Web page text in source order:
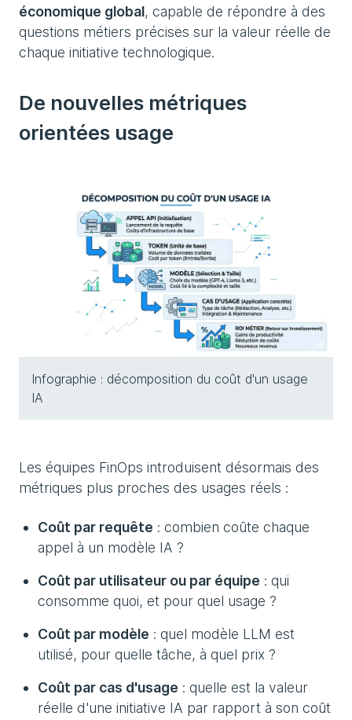
économique global, capable de répondre à des
questions métiers précises sur la valeur réelle de
chaque initiative technologique.
De nouvelles métriques
orientées usage
Infographie : décomposition du coût d'un usage
IA
Les équipes FinOps introduisent désormais des
métriques plus proches des usages réels :
Coût par requête : combien coûte chaque
appel à un modèle IA ?
Coût par utilisateur ou par équipe : qui
consomme quoi, et pour quel usage ?
Coût par modèle : quel modèle LLM est
utilisé, pour quelle tâche, à quel prix ?
Coût par cas d'usage : quelle est la valeur
réelle d'une initiative IA par rapport à son coût